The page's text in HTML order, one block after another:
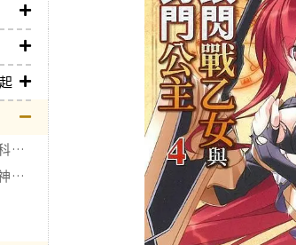
華文奇幻魔法／科幻冒險
華文驚悚推理／神怪靈異